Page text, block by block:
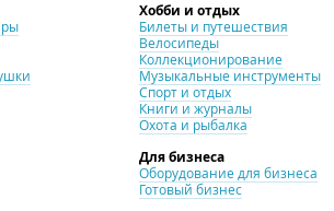
Хобби и отдых
Билеты и путешествия
Велосипеды
Коллекционирование
Музыкальные инструменты
Спорт и отдых
Книги и журналы
Охота и рыбалка
Для бизнеса
Оборудование для бизнеса
Готовый бизнес